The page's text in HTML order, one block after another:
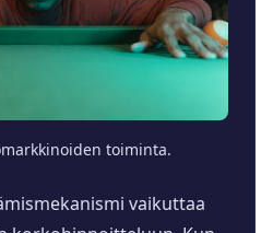
toiminta.
vaikuttaa